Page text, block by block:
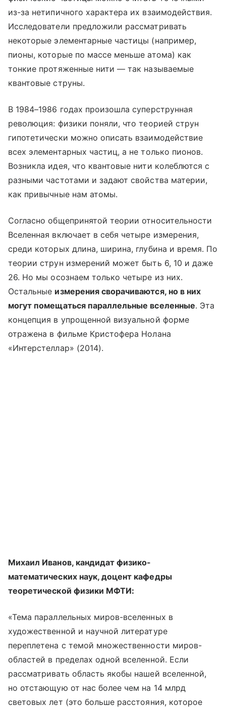
из-за нетипичного характера их взаимодействия.
Исследователи предложили рассматривать
некоторые элементарные частицы (например,
пионы, которые по массе меньше атома) как
тонкие протяженные нити — так называемые
квантовые струны.
В 1984–1986 годах произошла суперструнная
революция: физики поняли, что теорией струн
гипотетически можно описать взаимодействие
всех элементарных частиц, а не только пионов.
Возникла идея, что квантовые нити колеблются с
разными частотами и задают свойства материи,
как привычные нам атомы.
Согласно общепринятой теории относительности
Вселенная включает в себя четыре измерения,
среди которых длина, ширина, глубина и время. По
теории струн измерений может быть 6, 10 и даже
26. Но мы осознаем только четыре из них.
Остальные измерения сворачиваются, но в них
могут помещаться параллельные вселенные. Эта
концепция в упрощенной визуальной форме
отражена в фильме Кристофера Нолана
«Интерстеллар» (2014).
Михаил Иванов, кандидат физико-
математических наук, доцент кафедры
теоретической физики МФТИ:
«Тема параллельных миров-вселенных в
художественной и научной литературе
переплетена с темой множественности миров-
областей в пределах одной вселенной. Если
рассматривать область якобы нашей вселенной,
но отстающую от нас более чем на 14 млрд
световых лет (это больше расстояния, которое